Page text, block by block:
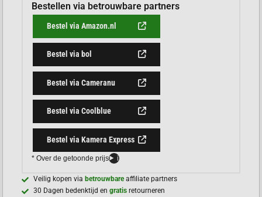
Bestellen via betrouwbare partners
Bestel via Amazon.nl
Bestel via bol
Bestel via Cameranu
Bestel via Coolblue
Bestel via Kamera Express
* Over de getoonde prijs i
Veilig kopen viabetrouwbareaffiliate partners
30 Dagen bedenktijd engratis retourneren